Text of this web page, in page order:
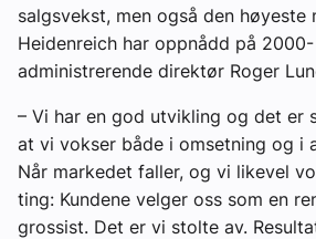
salgsvekst, men også den høyeste
Heidenreich har oppnådd på
administrerende direktør Roger
– Vi har en god utvikling og det er
at vi vokser både i omsetning og i
Når markedet faller, og vi likevel
ting: Kundene velger oss som en
grossist. Det er vi stolte av.